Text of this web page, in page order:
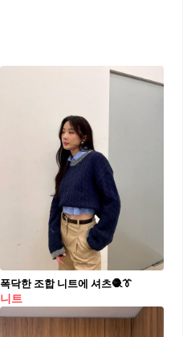
폭닥한 조합 니트에 셔츠🧶👔
니트